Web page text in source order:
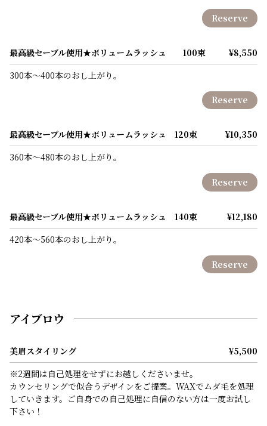
Reserve
最高級セーブル使用★ボリュームラッシュ 100束
¥8,550
300本～400本のおし上がり。
Reserve
最高級セーブル使用★ボリュームラッシュ 120束
¥10,350
360本～480本のおし上がり。
Reserve
最高級セーブル使用★ボリュームラッシュ 140束
¥12,180
420本～560本のおし上がり。
Reserve
アイブロウ
美眉スタイリング
¥5,500
※2週間は自己処理をせずにお越しくださいませ。
カウンセリングで似合うデザインをご提案。WAXでムダ毛を処理
していきます。ご自身での自己処理に自信のない方は一度お試し
下さい！